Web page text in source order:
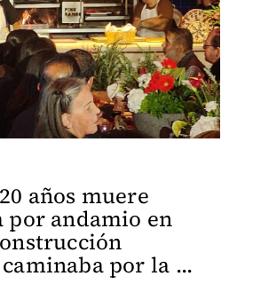
años muere
por andamio en
por la ...